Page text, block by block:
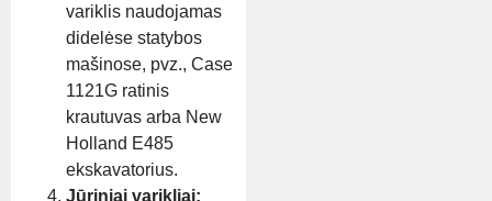
variklis naudojamas
didelėse statybos
mašinose, pvz., Case
1121G ratinis
krautuvas arba New
Holland E485
ekskavatorius.
Jūriniai varikliai: